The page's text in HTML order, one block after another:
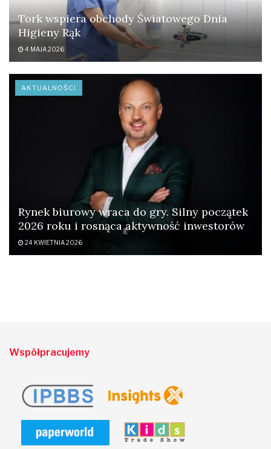
Tork wspiera obchody Światowego Dnia
Higieny Rąk
4 MAJA 2026
AKTUALNOŚCI
Rynek biurowy wraca do gry. Silny początek
2026 roku i rosnąca aktywność inwestorów
24 KWIETNIA 2026
Współpracujemy